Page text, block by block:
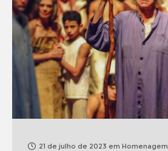
21 de julho de 2023 em Homenagem